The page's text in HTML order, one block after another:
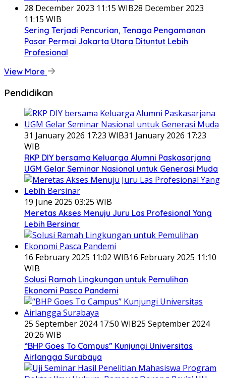
28 December 2023 11:15 WIB28 December 2023
11:15 WIB
Sering Terjadi Pencurian, Tenaga Pengamanan
Pasar Permai Jakarta Utara Dituntut Lebih
Profesional
View More
Pendidikan
31 January 2026 17:23 WIB31 January 2026 17:23
WIB
RKP DIY bersama Keluarga Alumni Paskasarjana
UGM Gelar Seminar Nasional untuk Generasi Muda
19 June 2025 03:25 WIB
Meretas Akses Menuju Juru Las Profesional Yang
Lebih Bersinar
16 February 2025 11:02 WIB16 February 2025 11:10
WIB
Solusi Ramah Lingkungan untuk Pemulihan
Ekonomi Pasca Pandemi
25 September 2024 17:50 WIB25 September 2024
20:26 WIB
“BHP Goes To Campus” Kunjungi Universitas
Airlangga Surabaya